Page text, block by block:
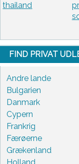
thailand
FIND PRIVAT
Andre lande
Bulgarien
Danmark
Cypern
Frankrig
Færøerne
Grækenland